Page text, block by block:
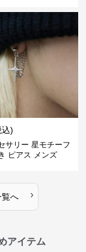
)
サリー 星モチーフ
ピアス メンズ
覧へ ›
アイテム